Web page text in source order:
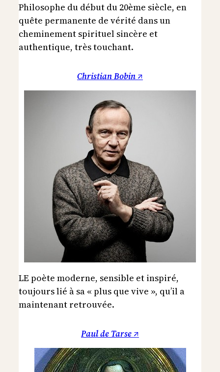
Philosophe du début du 20ème siècle, en
quête permanente de vérité dans un
cheminement spirituel sincère et
authentique, très touchant.
Christian Bobin ↗
LE poète moderne, sensible et inspiré,
toujours lié à sa « plus que vive », qu’il a
maintenant retrouvée.
Paul de Tarse ↗